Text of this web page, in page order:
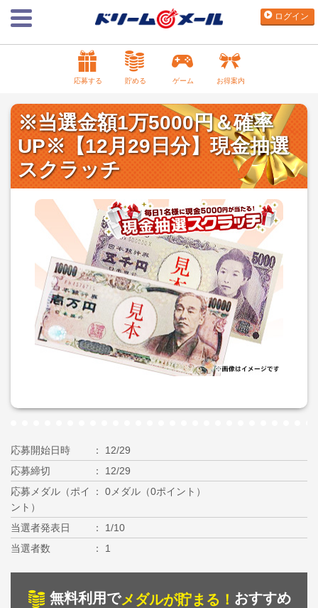
ログイン
応募する 貯める ゲーム お得案内
※当選金額1万5000円＆確率
UP※【12月29日分】現金抽選
スクラッチ
応募開始日時
12/29
応募締切
12/29
応募メダル（ポイ
ント）
0メダル（0ポイント）
当選者発表日
1/10
当選者数
1
無料利用でメダルが貯まる！ おすすめ